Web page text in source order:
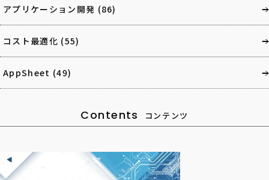
アプリケーション開発 (86)
コスト最適化 (55)
AppSheet (49)
Contents コンテンツ